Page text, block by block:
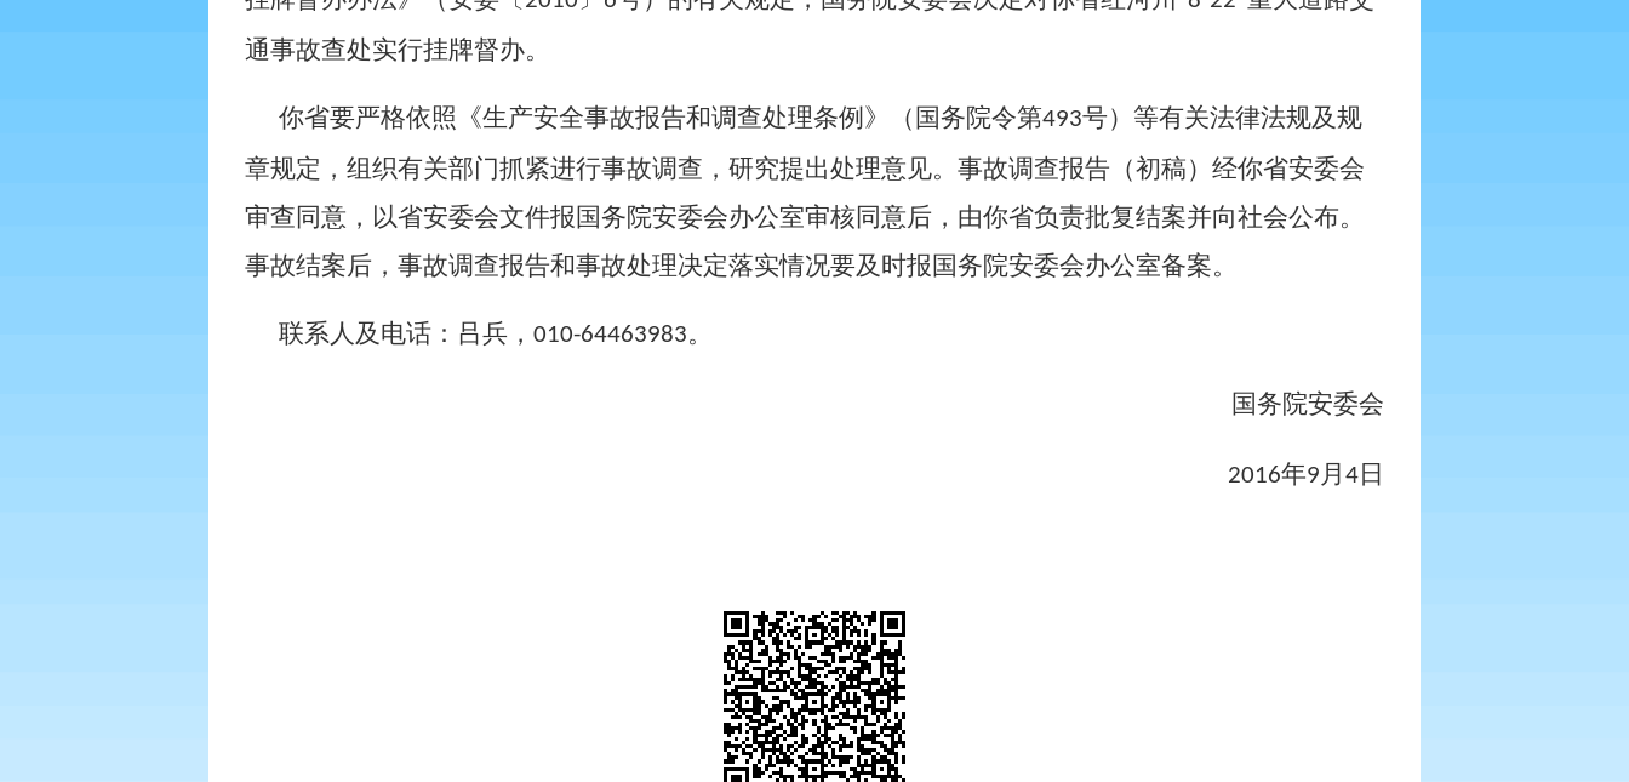
通事故查处实行挂牌督办。
你省要严格依照《生产安全事故报告和调查处理条例》（国务院令第493号）等有关法律法规及规
章规定，组织有关部门抓紧进行事故调查，研究提出处理意见。事故调查报告（初稿）经你省安委会
审查同意，以省安委会文件报国务院安委会办公室审核同意后，由你省负责批复结案并向社会公布。
事故结案后，事故调查报告和事故处理决定落实情况要及时报国务院安委会办公室备案。
联系人及电话：吕兵， 010-64463983。
国务院安委会
2016年9月4日